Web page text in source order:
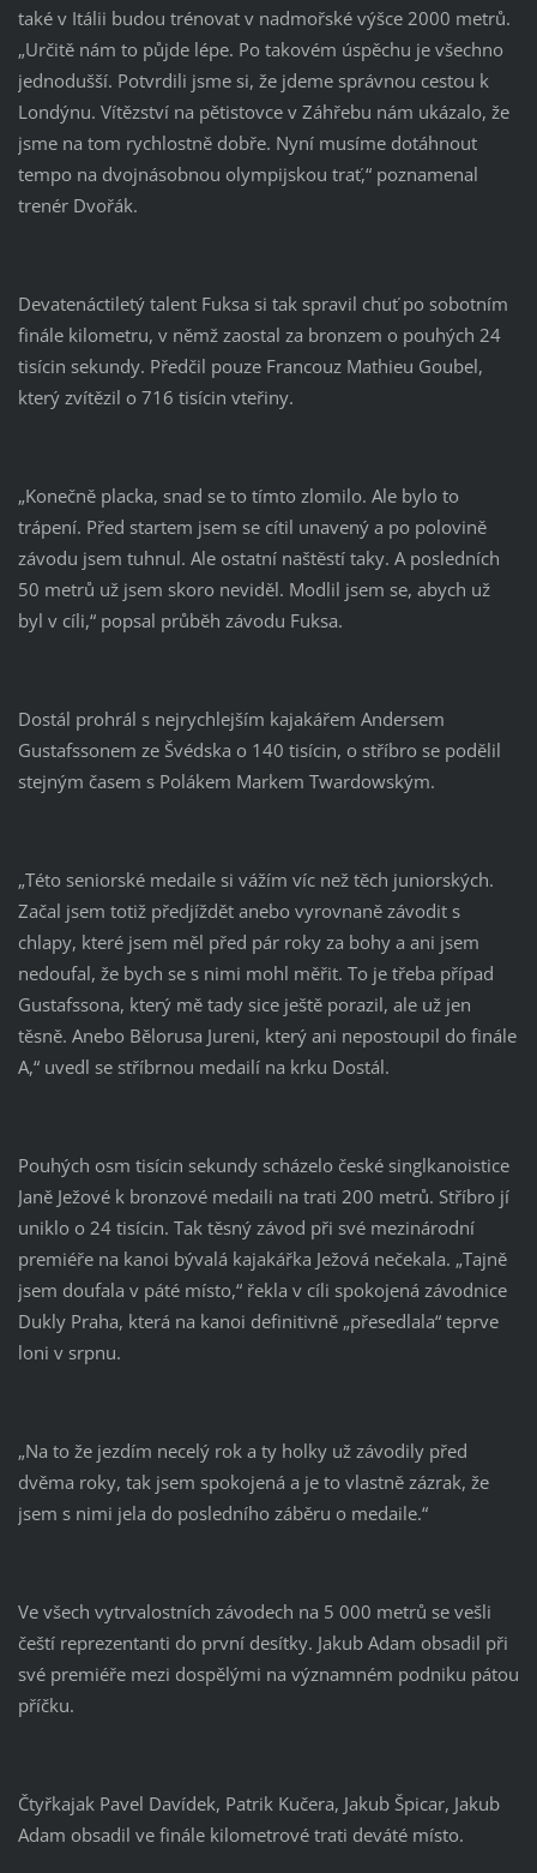
také v Itálii budou trénovat v nadmořské výšce 2000 metrů.
„Určitě nám to půjde lépe. Po takovém úspěchu je všechno
jednodušší. Potvrdili jsme si, že jdeme správnou cestou k
Londýnu. Vítězství na pětistovce v Záhřebu nám ukázalo, že
jsme na tom rychlostně dobře. Nyní musíme dotáhnout
tempo na dvojnásobnou olympijskou trať,“ poznamenal
trenér Dvořák.
Devatenáctiletý talent Fuksa si tak spravil chuť po sobotním
finále kilometru, v němž zaostal za bronzem o pouhých 24
tisícin sekundy. Předčil pouze Francouz Mathieu Goubel,
který zvítězil o 716 tisícin vteřiny.
„Konečně placka, snad se to tímto zlomilo. Ale bylo to
trápení. Před startem jsem se cítil unavený a po polovině
závodu jsem tuhnul. Ale ostatní naštěstí taky. A posledních
50 metrů už jsem skoro neviděl. Modlil jsem se, abych už
byl v cíli,“ popsal průběh závodu Fuksa.
Dostál prohrál s nejrychlejším kajakářem Andersem
Gustafssonem ze Švédska o 140 tisícin, o stříbro se podělil
stejným časem s Polákem Markem Twardowským.
„Této seniorské medaile si vážím víc než těch juniorských.
Začal jsem totiž předjíždět anebo vyrovnaně závodit s
chlapy, které jsem měl před pár roky za bohy a ani jsem
nedoufal, že bych se s nimi mohl měřit. To je třeba případ
Gustafssona, který mě tady sice ještě porazil, ale už jen
těsně. Anebo Bělorusa Jureni, který ani nepostoupil do finále
A,“ uvedl se stříbrnou medailí na krku Dostál.
Pouhých osm tisícin sekundy scházelo české singlkanoistice
Janě Ježové k bronzové medaili na trati 200 metrů. Stříbro jí
uniklo o 24 tisícin. Tak těsný závod při své mezinárodní
premiéře na kanoi bývalá kajakářka Ježová nečekala. „Tajně
jsem doufala v páté místo,“ řekla v cíli spokojená závodnice
Dukly Praha, která na kanoi definitivně „přesedlala“ teprve
loni v srpnu.
„Na to že jezdím necelý rok a ty holky už závodily před
dvěma roky, tak jsem spokojená a je to vlastně zázrak, že
jsem s nimi jela do posledního záběru o medaile.“
Ve všech vytrvalostních závodech na 5 000 metrů se vešli
čeští reprezentanti do první desítky. Jakub Adam obsadil při
své premiéře mezi dospělými na významném podniku pátou
příčku.
Čtyřkajak Pavel Davídek, Patrik Kučera, Jakub Špicar, Jakub
Adam obsadil ve finále kilometrové trati deváté místo.